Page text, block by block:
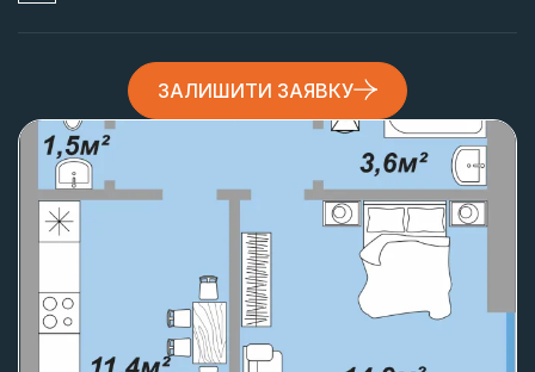
ЗАЛИШИТИ ЗАЯВКУ